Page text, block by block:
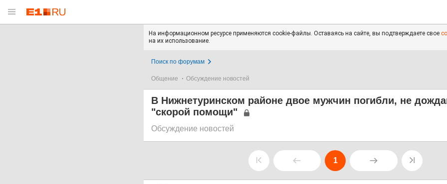
На информационном ресурсе применяются cookie-файлы. Оставаясь на сайте, вы подтверждаете свое
на их использование.
Поиск по форумам
Общение Обсуждение новостей
В Нижнетуринском районе двое мужчин погибли, не
"скорой помощи"
Обсуждение новостей
1